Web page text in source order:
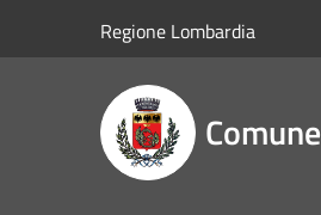
Regione Lombardia